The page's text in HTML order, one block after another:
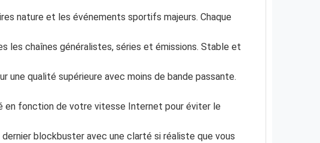
nature et les événements sportifs majeurs. Chaque
les chaînes généralistes, séries et émissions. Stable et
une qualité supérieure avec moins de bande passante.
en fonction de votre vitesse Internet pour éviter le
blockbuster avec une clarté si réaliste que vous